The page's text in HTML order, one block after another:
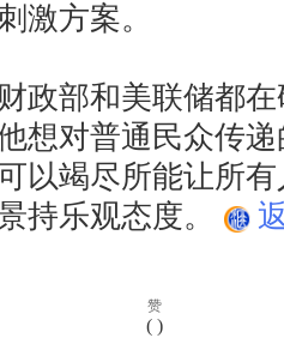
激方案。
部和美联储都在
想对普通民众传
以竭尽所能让所
持乐观态度。
赞
( )